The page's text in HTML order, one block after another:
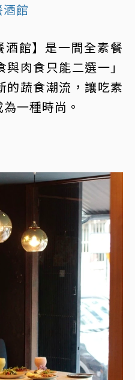
館
酒館】是一間全素餐
肉食只能二選一」
的蔬食潮流，讓吃素
一種時尚。